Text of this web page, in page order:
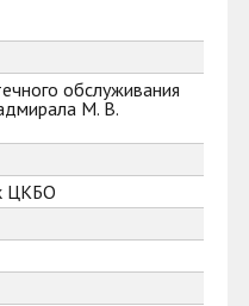
обслуживания
М. В.
ЦКБО